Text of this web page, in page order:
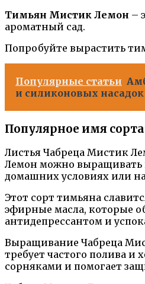
Тимьян Мистик Лемон –
ароматный сад.
Попробуйте вырастить
Популярные статьи
и силиконовых насадок
Популярное имя
Листья Чабреца Мистик
Лемон можно выращивать
домашних условиях или
Этот сорт тимьяна
эфирные масла, которые
антидепрессантом и
Выращивание Чабреца
требует частого полива
сорняками и помогает